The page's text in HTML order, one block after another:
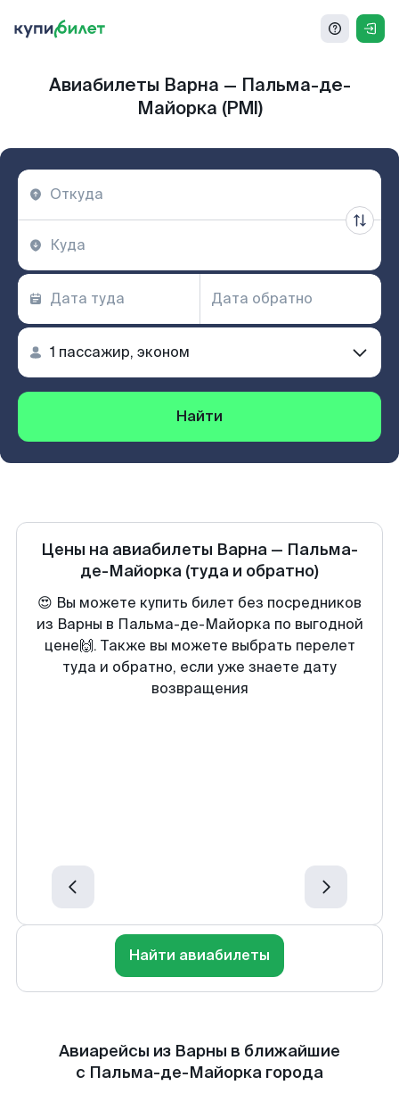
Авиабилеты Варна — Пальма-де-
Майорка (PMI)
Найти
Цены на авиабилеты Варна — Пальма-
де-Майорка (туда и обратно)
😍 Вы можете купить билет без посредников
из Варны в Пальма-де-Майорка по выгодной
цене🙌. Также вы можете выбрать перелет
туда и обратно, если уже знаете дату
возвращения
Найти авиабилеты
Авиарейсы из Варны в ближайшие
с Пальма-де-Майорка города